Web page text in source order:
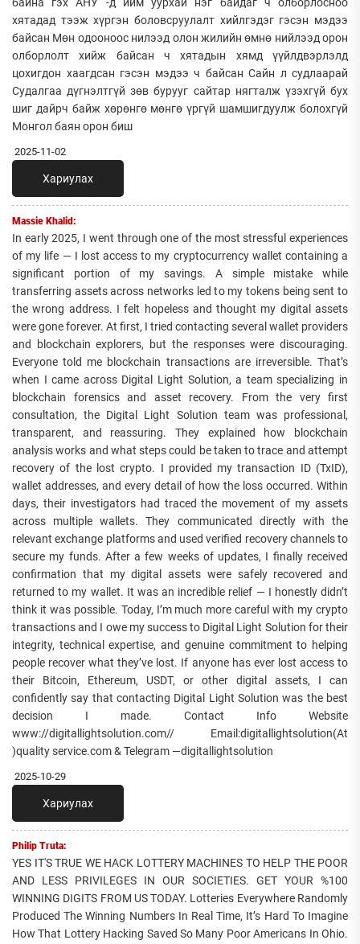
байна гэх АНУ -д ийм уурхай нэг байдаг ч олборлосноо
хятадад тээж хүргэн боловсруулалт хийлгэдэг гэсэн мэдээ
байсан Мөн одооноос нилээд олон жилийн өмнө нийлээд орон
олборлолт хийж байсан ч хятадын хямд үүйлдвэрлэлд
цохигдон хаагдсан гэсэн мэдээ ч байсан Сайн л судлаарай
Судалгаа дүгнэлтгүй зөв бурууг сайтар нягталж үзэхгүй бух
шиг дайрч байж хөрөнгө мөнгө үргүй шамшигдуулж болохгүй
Монгол баян орон биш
2025-11-02
Хариулах
Massie Khalid:
In early 2025, I went through one of the most stressful experiences
of my life — I lost access to my cryptocurrency wallet containing a
significant portion of my savings. A simple mistake while
transferring assets across networks led to my tokens being sent to
the wrong address. I felt hopeless and thought my digital assets
were gone forever. At first, I tried contacting several wallet providers
and blockchain explorers, but the responses were discouraging.
Everyone told me blockchain transactions are irreversible. That’s
when I came across Digital Light Solution, a team specializing in
blockchain forensics and asset recovery. From the very first
consultation, the Digital Light Solution team was professional,
transparent, and reassuring. They explained how blockchain
analysis works and what steps could be taken to trace and attempt
recovery of the lost crypto. I provided my transaction ID (TxID),
wallet addresses, and every detail of how the loss occurred. Within
days, their investigators had traced the movement of my assets
across multiple wallets. They communicated directly with the
relevant exchange platforms and used verified recovery channels to
secure my funds. After a few weeks of updates, I finally received
confirmation that my digital assets were safely recovered and
returned to my wallet. It was an incredible relief — I honestly didn’t
think it was possible. Today, I’m much more careful with my crypto
transactions and I owe my success to Digital Light Solution for their
integrity, technical expertise, and genuine commitment to helping
people recover what they’ve lost. If anyone has ever lost access to
their Bitcoin, Ethereum, USDT, or other digital assets, I can
confidently say that contacting Digital Light Solution was the best
decision I made. Contact Info Website
www://digitallightsolution.com// Email:digitallightsolution(At
)quality service.com & Telegram —digitallightsolution
2025-10-29
Хариулах
Philip Truta:
YES IT'S TRUE WE HACK LOTTERY MACHINES TO HELP THE POOR
AND LESS PRIVILEGES IN OUR SOCIETIES. GET YOUR %100
WINNING DIGITS FROM US TODAY. Lotteries Everywhere Randomly
Produced The Winning Numbers In Real Time, It’s Hard To Imagine
How That Lottery Hacking Saved So Many Poor Americans In Ohio.